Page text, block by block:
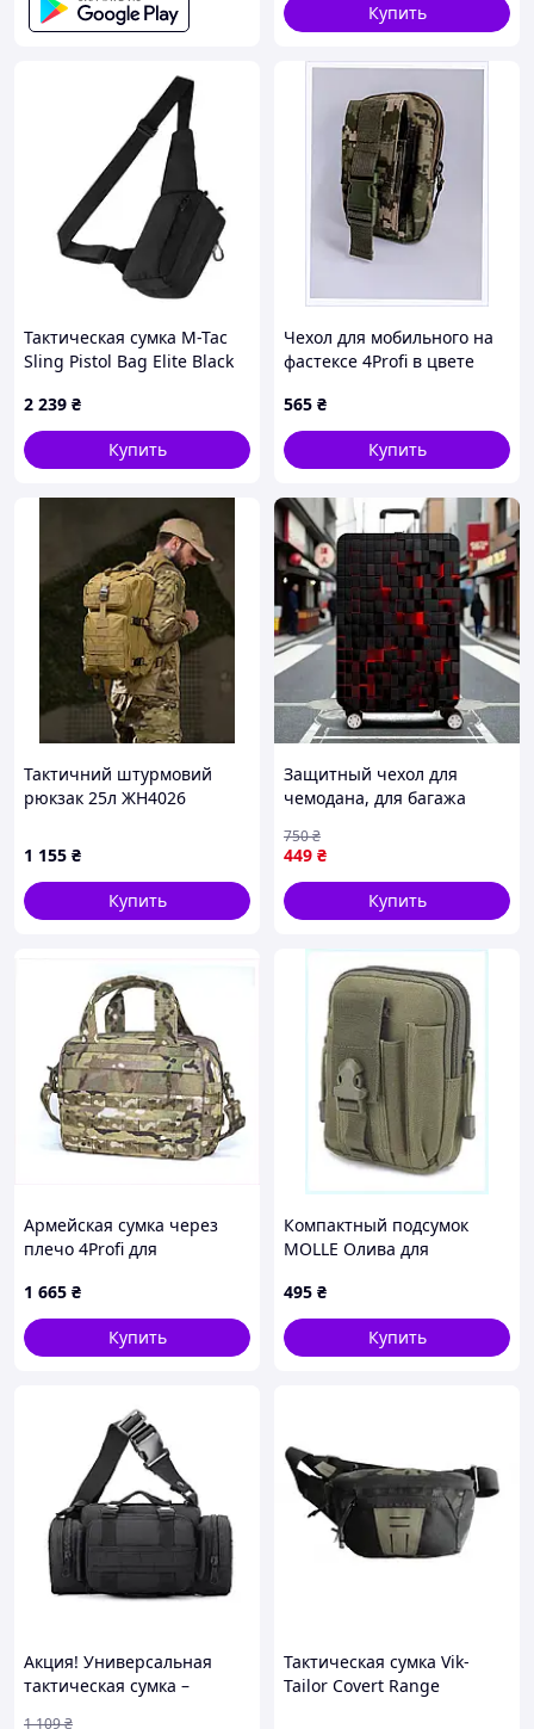
Купить
Тактическая сумка M-Tac
Sling Pistol Bag Elite Black
2 239 ₴
Купить
Чехол для мобильного на
фастексе 4Profi в цвете
565 ₴
Купить
Тактичний штурмовий
рюкзак 25л ЖН4026
1 155 ₴
Купить
Защитный чехол для
чемодана, для багажа
ярким принтом для
чемоданов, защита от
пыли, для путешествий (S)
449 ₴
750₴
Купить
Армейская сумка через
плечо 4Profi для
8685606TB
1 665 ₴
Купить
Компактный подсумок
MOLLE Олива для
495 ₴
Купить
Акция! Универсальная
тактическая сумка –
1 109₴
Тактическая сумка Vik-
Tailor Covert Range